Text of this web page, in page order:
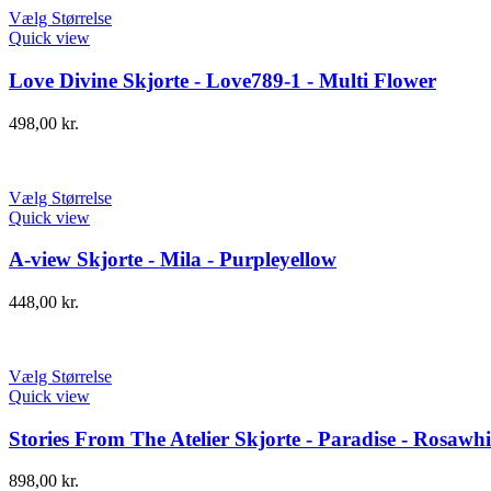
Vælg Størrelse
Quick view
Love Divine Skjorte - Love789-1 - Multi Flower
498,00 kr.
Vælg Størrelse
Quick view
A-view Skjorte - Mila - Purpleyellow
448,00 kr.
Vælg Størrelse
Quick view
Stories From The Atelier Skjorte - Paradise -
898,00 kr.